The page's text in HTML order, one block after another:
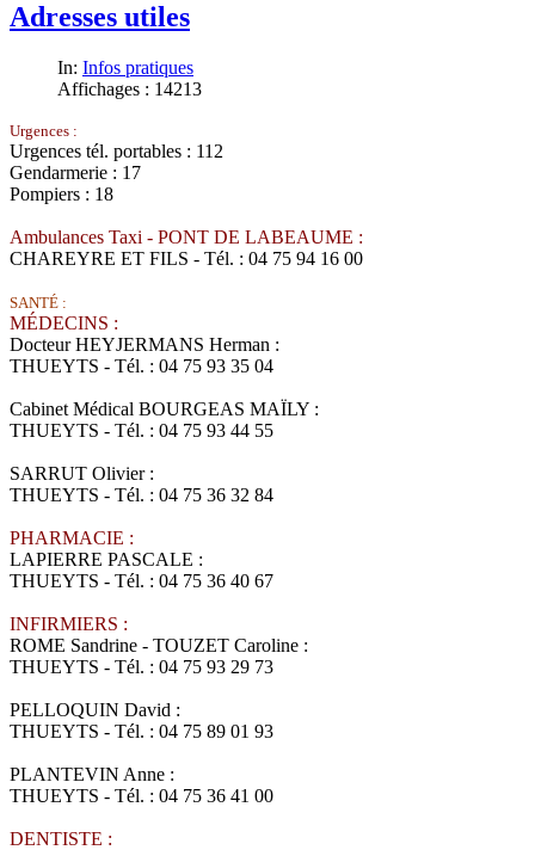
Adresses utiles
In: Infos pratiques
Affichages : 14213
Urgences :
Urgences tél. portables : 112
Gendarmerie : 17
Pompiers : 18
Ambulances Taxi - PONT DE LABEAUME :
CHAREYRE ET FILS - Tél. : 04 75 94 16 00
SANTÉ :
MÉDECINS :
Docteur HEYJERMANS Herman :
THUEYTS - Tél. : 04 75 93 35 04
Cabinet Médical BOURGEAS MAÏLY :
THUEYTS - Tél. : 04 75 93 44 55
SARRUT Olivier :
THUEYTS - Tél. : 04 75 36 32 84
PHARMACIE :
LAPIERRE PASCALE :
THUEYTS - Tél. : 04 75 36 40 67
INFIRMIERS :
ROME Sandrine - TOUZET Caroline :
THUEYTS - Tél. : 04 75 93 29 73
PELLOQUIN David :
THUEYTS - Tél. : 04 75 89 01 93
PLANTEVIN Anne :
THUEYTS - Tél. : 04 75 36 41 00
DENTISTE :